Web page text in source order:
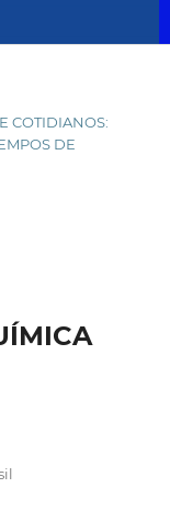
COTIDIANOS:
DE